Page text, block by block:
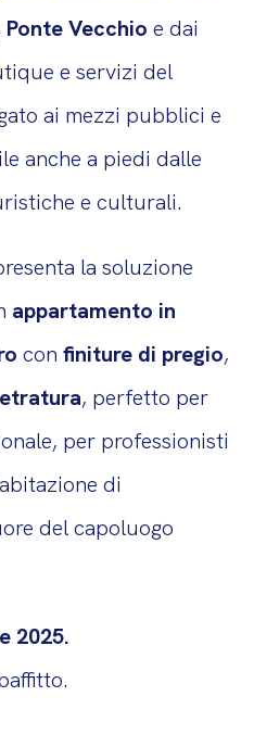
Ponte Vecchio e dai
e servizi del
ai mezzi pubblici e
anche a piedi dalle
e culturali.
la soluzione
appartamento in
confiniture di pregio,
, perfetto per
per professionisti
di
del capoluogo
2025.